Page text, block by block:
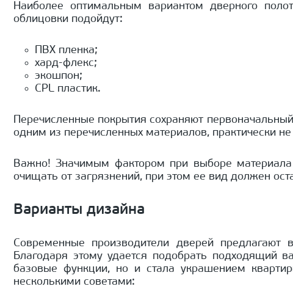
Наиболее оптимальным вариантом дверного
облицовки подойдут:
ПВХ пленка;
хард-флекс;
экошпон;
CPL пластик.
Перечисленные покрытия сохраняют
одним из перечисленных материалов, практически
Важно! Значимым фактором при выборе материала
очищать от загрязнений, при этом ее вид должен
Варианты дизайна
Современные производители дверей
Благодаря этому удается подобрать
базовые функции, но и стала украшением
несколькими советами: